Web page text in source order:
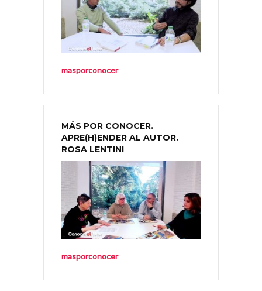
masporconocer
MÁS POR CONOCER.
APRE(H)ENDER AL AUTOR.
ROSA LENTINI
masporconocer